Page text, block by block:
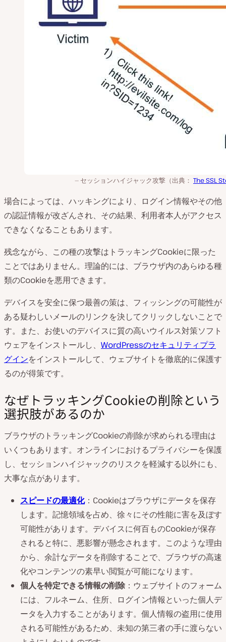
セッションハイジャック攻撃（出典： The SSL
場合によっては、ハッキングにより、ログイン情報やその他
の認証情報が改ざんされ、その結果、利用者本人がアクセス
できなくなることもあります。
残念ながら、この種の攻撃はトラッキングCookieに限った
ことではありません。理論的には、ブラウザ内のあらゆる種
類のCookieを悪用できます。
デバイスを安全に保つ最善の策は、フィッシングの可能性が
ある疑わしいメールのリンクを決してクリックしないことで
す。また、お使いのデバイスに質の高いウイルス対策ソフト
ウェアをインストールし、 WordPressのセキュリティプラ
グインをインストールして、ウェブサイトを徹底的に保護す
るのが得策です。
なぜトラッキングCookieの削除という
選択肢があるのか
ブラウザのトラッキングCookieの削除が求められる理由は
いくつもあります。オンラインにおけるプライバシーを保護
し、セッションハイジャックのリスクを軽減する以外にも、
大事な点があります。
スピードの最適化：Cookieはブラウザにデータを保存
します。記憶領域を占め、徐々にその性能に害を及ぼす
可能性があります。デバイスに何百ものCookieが保存
されると特に、悪影響が懸念されます。このような理由
から、余計なデータを削除することで、ブラウザの高速
化やコンテンツの素早い閲覧が可能になります。
個人を特定できる情報の削除 ：ウェブサイトのフォーム
には、フルネーム、住所、ログイン情報といった個人デ
ータを入力することがあります。個人情報の盗用に使用
される可能性があるため、未知の第三者の手に渡らない